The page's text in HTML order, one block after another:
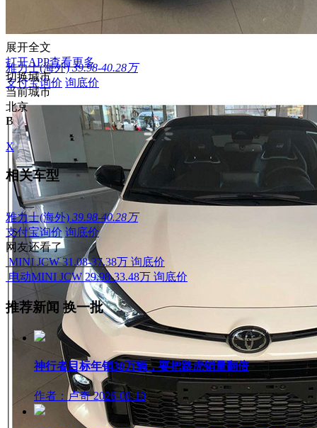
雅力士(海外) 39.98-40.28万
支付宝询价 询底价
展开全文
打开APP查看更多
切换城市
当前城市
北京
B
X
相关车型
雅力士(海外) 39.98-40.28万
支付宝询价 询底价
网友还看了
MINI JCW 31.08-37.38万 询底价
电动MINI JCW 29.98-33.48万 询底价
推荐新闻 换一批
神行者目标年销30万辆，要把路虎销量翻倍
作者：卢奇 2026-08-10